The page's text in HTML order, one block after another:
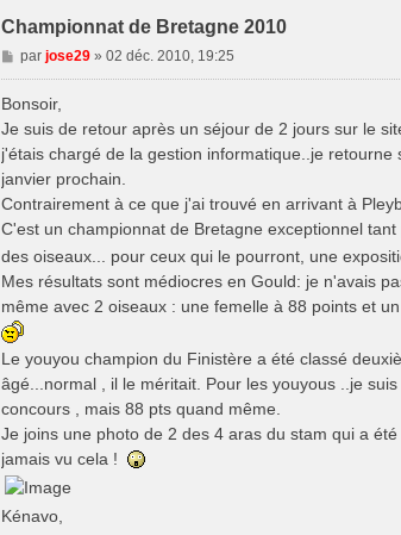
Championnat de Bretagne 2010
M
e
a
g
e
par jose29» 02 déc. 2010, 19:25
Bonsoir,
Je suis de retour après un séjour de 2 jours sur le
j'étais chargé de la gestion informatique..je
janvier prochain.
Contrairement à ce que j'ai trouvé en arrivant à
C'est un championnat de Bretagne exceptionnel
des oiseaux... pour ceux qui le pourront, une
Mes résultats sont médiocres en Gould: je n'avais
même avec 2 oiseaux : une femelle à 88 points et
Le youyou champion du Finistère a été classé
âgé...normal , il le méritait. Pour les youyous ..je
concours , mais 88 pts quand même.
Je joins une photo de 2 des 4 aras du stam qui a
jamais vu cela !
Kénavo,